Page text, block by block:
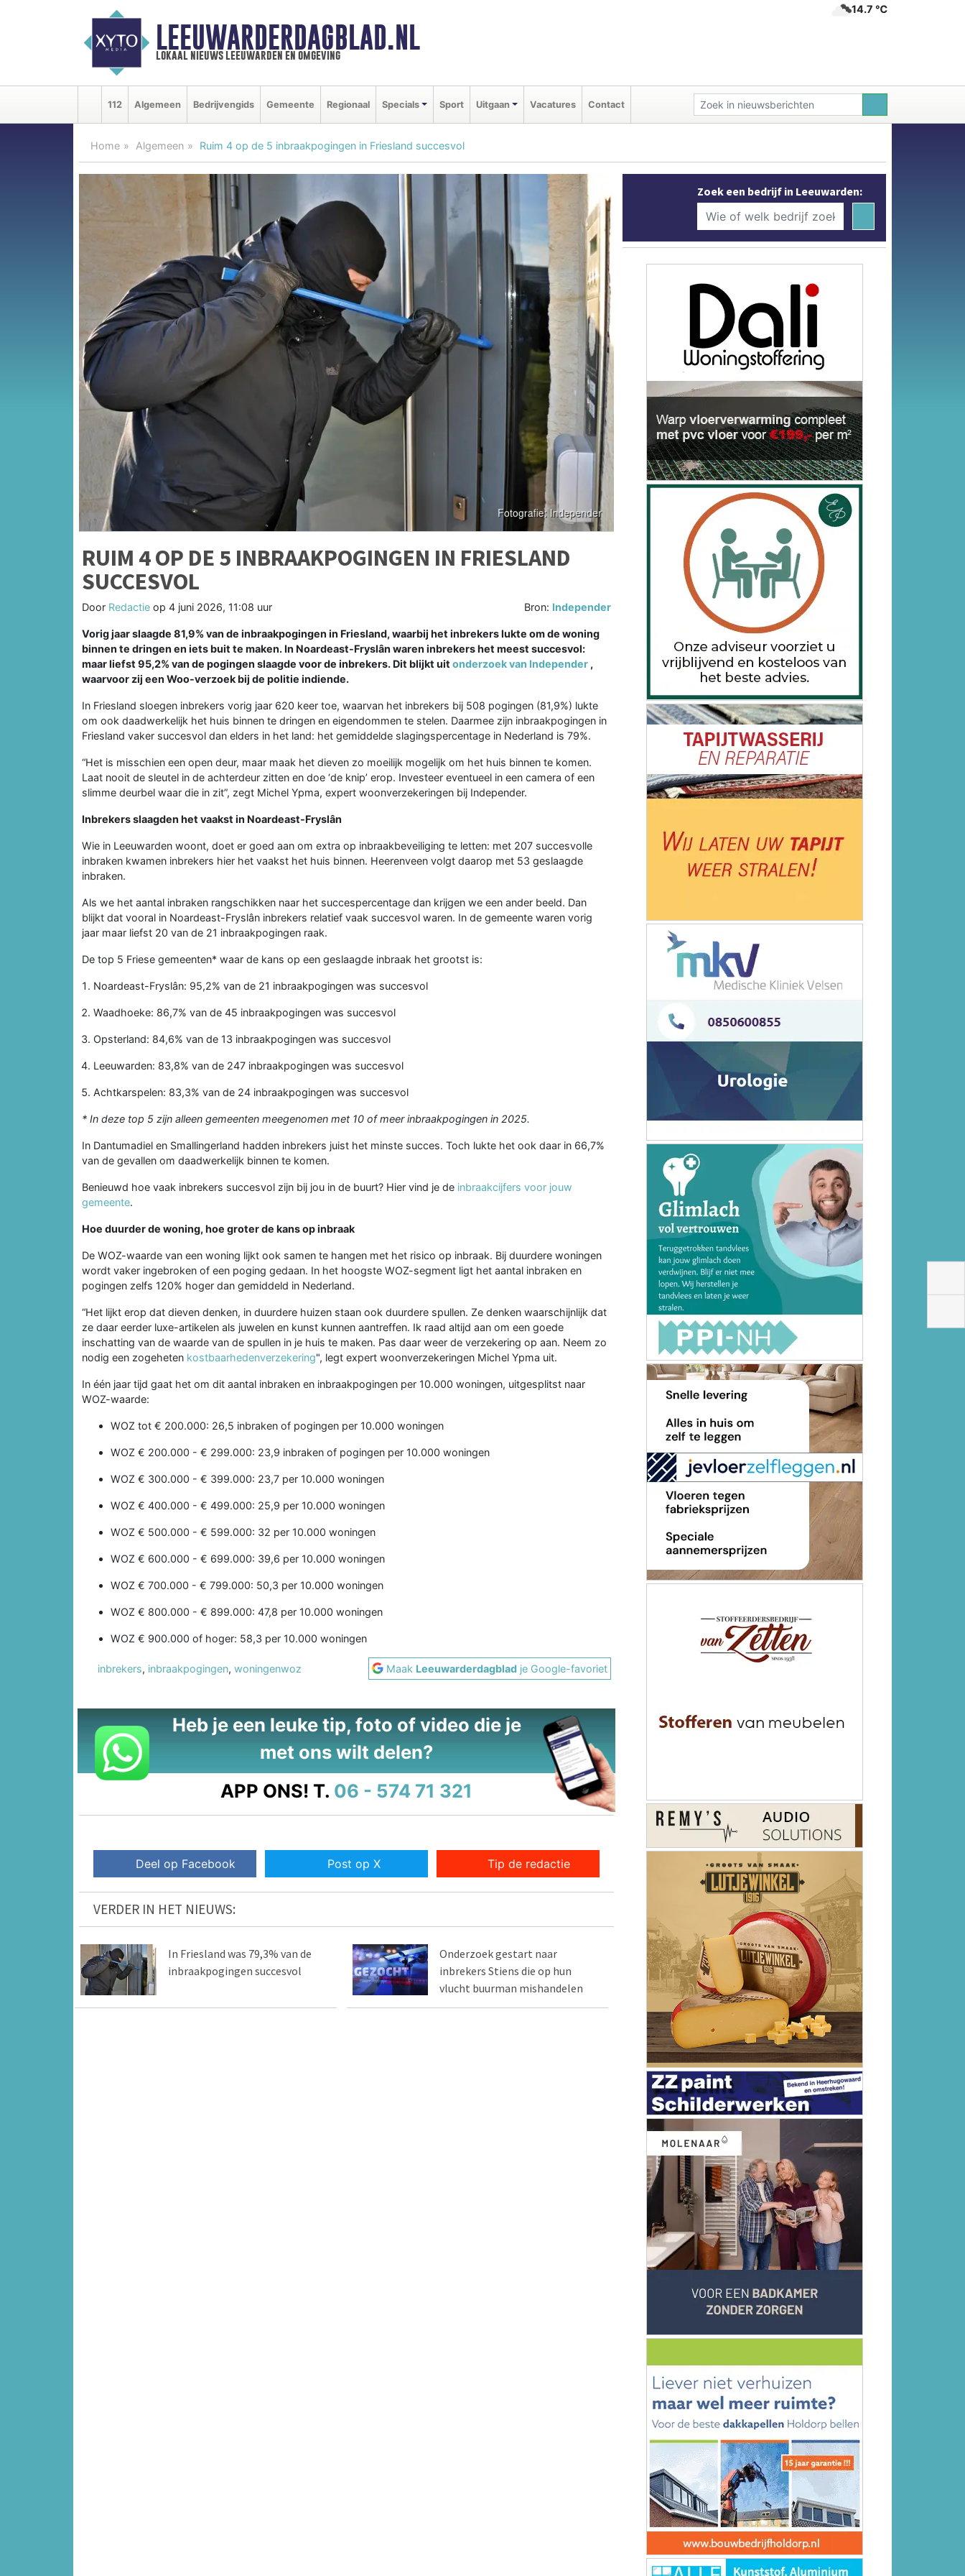
LEEUWARDERDAGBLAD.NL
lokaal nieuws leeuwarden en omgeving
14.7 ℃
112 Algemeen Bedrijvengids Gemeente Regionaal Specials Sport Uitgaan Vacatures Contact
Home Algemeen Ruim 4 op de 5 inbraakpogingen in Friesland succesvol
RUIM 4 OP DE 5 INBRAAKPOGINGEN IN FRIESLAND
SUCCESVOL
Door Redactie op 4 juni 2026, 11:08 uur Bron: Independer
Vorig jaar slaagde 81,9% van de inbraakpogingen in Friesland, waarbij het inbrekers lukte om de woning
binnen te dringen en iets buit te maken. In Noardeast-Fryslân waren inbrekers het meest succesvol:
maar liefst 95,2% van de pogingen slaagde voor de inbrekers. Dit blijkt uit onderzoek van Independer ,
waarvoor zij een Woo-verzoek bij de politie indiende.
In Friesland sloegen inbrekers vorig jaar 620 keer toe, waarvan het inbrekers bij 508 pogingen (81,9%) lukte
om ook daadwerkelijk het huis binnen te dringen en eigendommen te stelen. Daarmee zijn inbraakpogingen in
Friesland vaker succesvol dan elders in het land: het gemiddelde slagingspercentage in Nederland is 79%.
“Het is misschien een open deur, maar maak het dieven zo moeilijk mogelijk om het huis binnen te komen.
Laat nooit de sleutel in de achterdeur zitten en doe ‘de knip’ erop. Investeer eventueel in een camera of een
slimme deurbel waar die in zit”, zegt Michel Ypma, expert woonverzekeringen bij Independer.
Inbrekers slaagden het vaakst in Noardeast-Fryslân
Wie in Leeuwarden woont, doet er goed aan om extra op inbraakbeveiliging te letten: met 207 succesvolle
inbraken kwamen inbrekers hier het vaakst het huis binnen. Heerenveen volgt daarop met 53 geslaagde
inbraken.
Als we het aantal inbraken rangschikken naar het succespercentage dan krijgen we een ander beeld. Dan
blijkt dat vooral in Noardeast-Fryslân inbrekers relatief vaak succesvol waren. In de gemeente waren vorig
jaar maar liefst 20 van de 21 inbraakpogingen raak.
De top 5 Friese gemeenten* waar de kans op een geslaagde inbraak het grootst is:
Noardeast-Fryslân: 95,2% van de 21 inbraakpogingen was succesvol
Waadhoeke: 86,7% van de 45 inbraakpogingen was succesvol
Opsterland: 84,6% van de 13 inbraakpogingen was succesvol
Leeuwarden: 83,8% van de 247 inbraakpogingen was succesvol
Achtkarspelen: 83,3% van de 24 inbraakpogingen was succesvol
* In deze top 5 zijn alleen gemeenten meegenomen met 10 of meer inbraakpogingen in 2025.
In Dantumadiel en Smallingerland hadden inbrekers juist het minste succes. Toch lukte het ook daar in 66,7%
van de gevallen om daadwerkelijk binnen te komen.
Benieuwd hoe vaak inbrekers succesvol zijn bij jou in de buurt? Hier vind je de inbraakcijfers voor jouw
gemeente.
Hoe duurder de woning, hoe groter de kans op inbraak
De WOZ-waarde van een woning lijkt ook samen te hangen met het risico op inbraak. Bij duurdere woningen
wordt vaker ingebroken of een poging gedaan. In het hoogste WOZ-segment ligt het aantal inbraken en
pogingen zelfs 120% hoger dan gemiddeld in Nederland.
“Het lijkt erop dat dieven denken, in duurdere huizen staan ook duurdere spullen. Ze denken waarschijnlijk dat
ze daar eerder luxe-artikelen als juwelen en kunst kunnen aantreffen. Ik raad altijd aan om een goede
inschatting van de waarde van de spullen in je huis te maken. Pas daar weer de verzekering op aan. Neem zo
nodig een zogeheten kostbaarhedenverzekering", legt expert woonverzekeringen Michel Ypma uit.
In één jaar tijd gaat het om dit aantal inbraken en inbraakpogingen per 10.000 woningen, uitgesplitst naar
WOZ-waarde:
WOZ tot € 200.000: 26,5 inbraken of pogingen per 10.000 woningen
WOZ € 200.000 - € 299.000: 23,9 inbraken of pogingen per 10.000 woningen
WOZ € 300.000 - € 399.000: 23,7 per 10.000 woningen
WOZ € 400.000 - € 499.000: 25,9 per 10.000 woningen
WOZ € 500.000 - € 599.000: 32 per 10.000 woningen
WOZ € 600.000 - € 699.000: 39,6 per 10.000 woningen
WOZ € 700.000 - € 799.000: 50,3 per 10.000 woningen
WOZ € 800.000 - € 899.000: 47,8 per 10.000 woningen
WOZ € 900.000 of hoger: 58,3 per 10.000 woningen
inbrekers, inbraakpogingen, woningenwoz Maak Leeuwarderdagblad je Google-favoriet
Heb je een leuke tip, foto of video die je
met ons wilt delen?
APP ONS! T. 06 - 574 71 321
Deel op Facebook Post op X Tip de redactie
VERDER IN HET NIEUWS:
In Friesland was 79,3% van de
inbraakpogingen succesvol
Onderzoek gestart naar
inbrekers Stiens die op hun
vlucht buurman mishandelen
Zoek een bedrijf in Leeuwarden: